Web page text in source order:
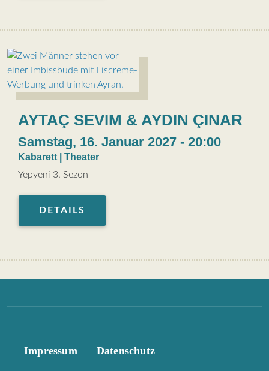
AYTAÇ SEVIM & AYDIN ÇINAR
Samstag, 16. Januar 2027 - 20:00
Kabarett | Theater
Yepyeni 3. Sezon
DETAILS
Fußzeilenmenü
Impressum Datenschutz